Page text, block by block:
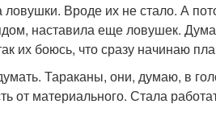
ловушки. Вроде их не стало. А
наставила еще ловушек.
их боюсь, что сразу начинаю
Тараканы, они, думаю, в
от материального. Стала